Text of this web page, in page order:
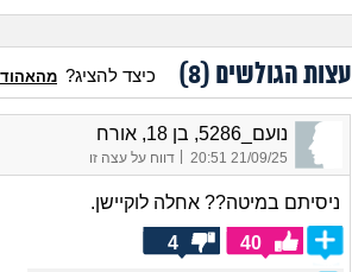
עצות הגולשים (8
) כיצד להציג?
נועם_5286, בן 18, אורח
21/09/25 20:51 דווח על עצה זו
ניסיתם במיטה?? אחלה לוקיישן.
40
4